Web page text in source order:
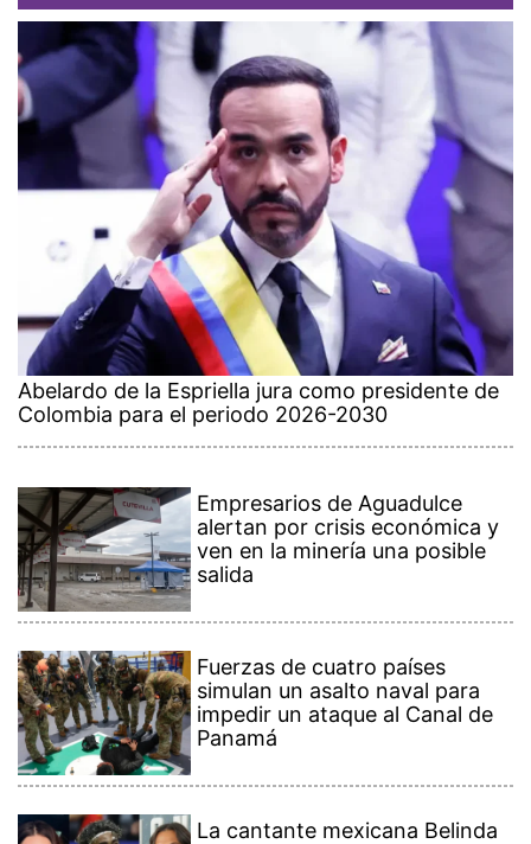
Abelardo de la Espriella jura como presidente de
Colombia para el periodo 2026-2030
Empresarios de Aguadulce
alertan por crisis económica y
ven en la minería una posible
salida
Fuerzas de cuatro países
simulan un asalto naval para
impedir un ataque al Canal de
Panamá
La cantante mexicana Belinda